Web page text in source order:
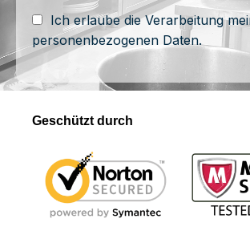
Ich erlaube die Verarbeitung
personenbezogenen Daten.
Geschützt durch